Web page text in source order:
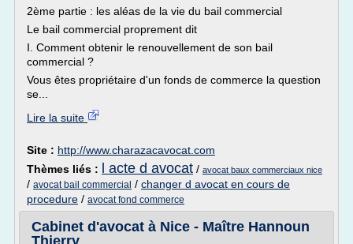
2ème partie : les aléas de la vie du bail commercial
Le bail commercial proprement dit
I. Comment obtenir le renouvellement de son bail
commercial ?
Vous êtes propriétaire d'un fonds de commerce la question
se...
Lire la suite
Site : http://www.charazacavocat.com
Thèmes liés :
l acte d avocat / avocat baux commerciaux nice
/ avocat bail commercial / changer d avocat en cours de
procedure / avocat fond commerce
Cabinet d'avocat à Nice - Maître Hannoun
Thierry